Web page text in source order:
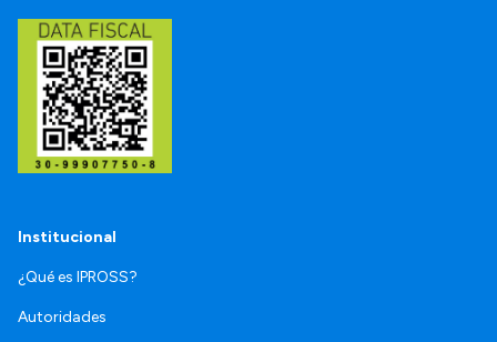
Institucional
¿Qué es IPROSS?
Autoridades